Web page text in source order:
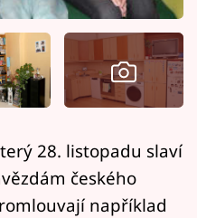
28. listopadu slaví
českého
například